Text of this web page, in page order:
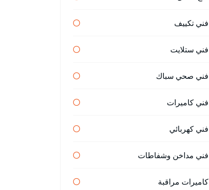
فني تكييف
فني ستلايت
فني صحي سباك
فني كاميرات
فني كهربائي
فني مداخن وشفاطات
كاميرات مراقبة